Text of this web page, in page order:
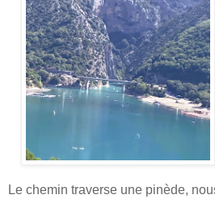
Le chemin traverse une pinède,